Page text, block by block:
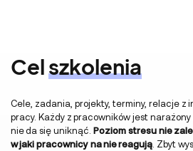
Celszkolenia
Cele, zadania, projekty, terminy, relacje z
pracy. Każdy z pracowników jest
nie da się uniknąć. Poziom stresu nie
w jaki pracownicy na nie reagują. Zbyt